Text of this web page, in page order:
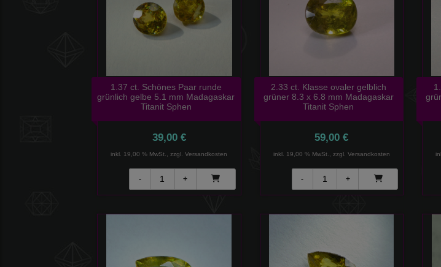
1.37 ct. Schönes Paar runde
grünlich gelbe 5.1 mm Madagaskar
Titanit Sphen
39,00 €
inkl. 19,00 % MwSt., zzgl.Versandkosten
2.33 ct. Klasse ovaler gelblich
grüner 8.3 x 6.8 mm Madagaskar
Titanit Sphen
59,00 €
inkl. 19,00 % MwSt., zzgl. Versandkosten